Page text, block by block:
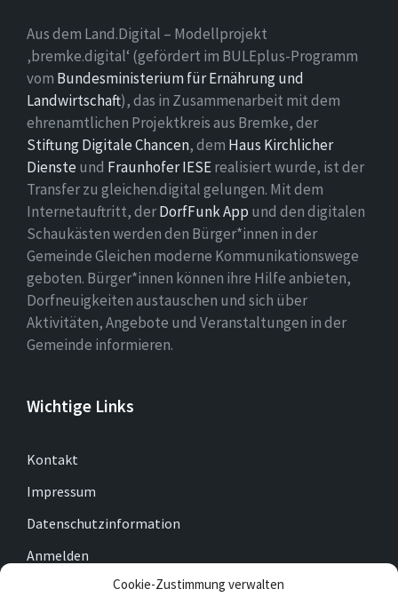
Cookie-Zustimmung verwalten
Aus dem Land.Digital – Modellprojekt
‚bremke.digital‘ (gefördert im BULEplus-Programm
vom Bundesministerium für Ernährung und
Landwirtschaft), das in Zusammenarbeit mit dem
ehrenamtlichen Projektkreis aus Bremke, der
Stiftung Digitale Chancen, dem Haus Kirchlicher
Dienste und Fraunhofer IESErealisiert wurde, ist der
Transfer zu gleichen.digital gelungen. Mit dem
Internetauftritt, derDorfFunk App und den digitalen
Schaukästen werden den Bürger*innen in der
Gemeinde Gleichen moderne Kommunikationswege
geboten. Bürger*innen können ihre Hilfe anbieten,
Dorfneuigkeiten austauschen und sich über
Aktivitäten, Angebote und Veranstaltungen in der
Gemeinde informieren.
Wichtige Links
Kontakt
Impressum
Datenschutzinformation
Anmelden
Cookie-Richtlinie (EU)